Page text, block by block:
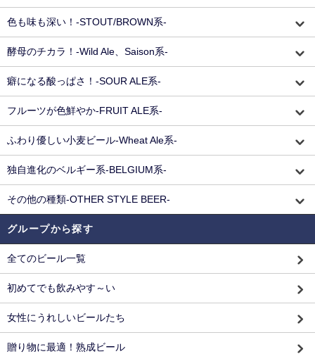
色も味も深い！-STOUT/BROWN系-
酵母のチカラ！-Wild Ale、Saison系-
癖になる酸っぱさ！-SOUR ALE系-
フルーツが色鮮やか-FRUIT ALE系-
ふわり優しい小麦ビール-Wheat Ale系-
独自進化のベルギー系-BELGIUM系-
その他の種類-OTHER STYLE BEER-
グループから探す
全てのビール一覧
初めてでも飲みやす～い
女性にうれしいビールたち
贈り物に最適！熟成ビール